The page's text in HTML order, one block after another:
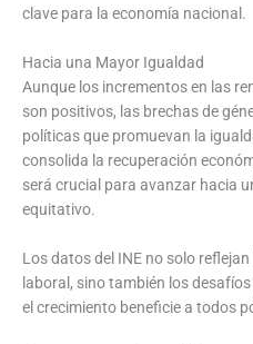
clave para la economía nacional.
Hacia una Mayor Igualdad
Aunque los incrementos en las
son positivos, las brechas de
políticas que promuevan la
consolida la recuperación
será crucial para avanzar hacia
equitativo.
Los datos del INE no solo
laboral, sino también los
el crecimiento beneficie a todos